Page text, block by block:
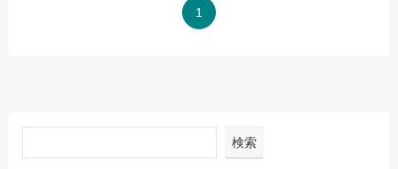
1
検索